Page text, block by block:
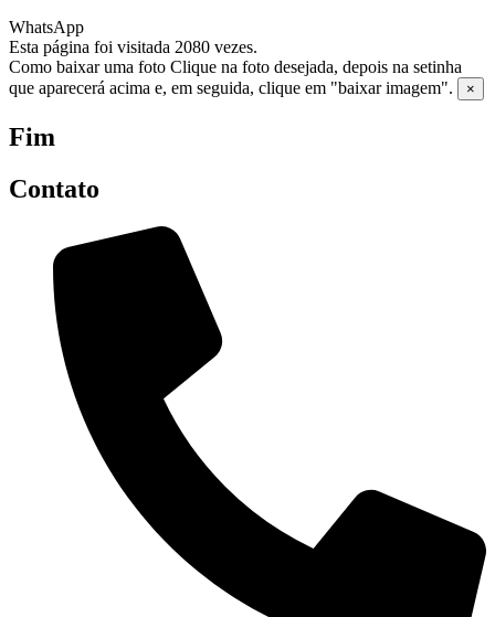
WhatsApp
Esta página foi visitada 2080 vezes.
Como baixar uma foto Clique na foto desejada, depois na setinha
que aparecerá acima e, em seguida, clique em "baixar imagem".
×
Fim
Contato